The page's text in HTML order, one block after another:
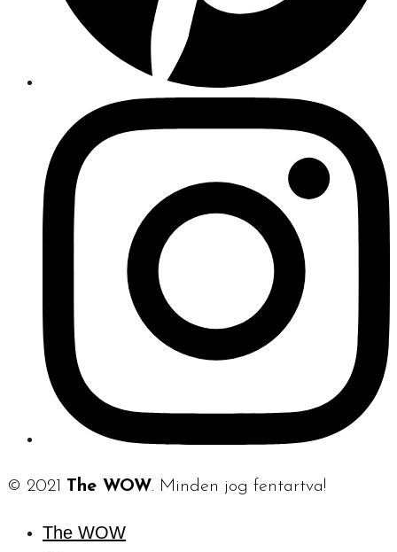
© 2021 The WOW. Minden jog fentartva!
The WOW